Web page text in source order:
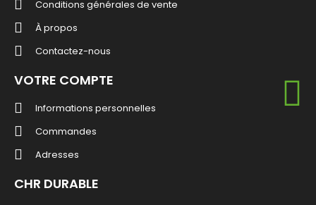
Conditions générales de vente
À propos
Contactez-nous
VOTRE COMPTE
Informations personnelles
Commandes
Adresses
CHR DURABLE